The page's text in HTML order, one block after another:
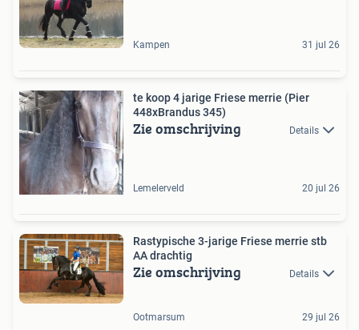
Kampen 31 jul 26
te koop 4 jarige Friese merrie (Pier
448xBrandus 345)
Zie omschrijving Details
Lemelerveld 20 jul 26
Rastypische 3-jarige Friese merrie stb
AA drachtig
Zie omschrijving Details
Ootmarsum 29 jul 26